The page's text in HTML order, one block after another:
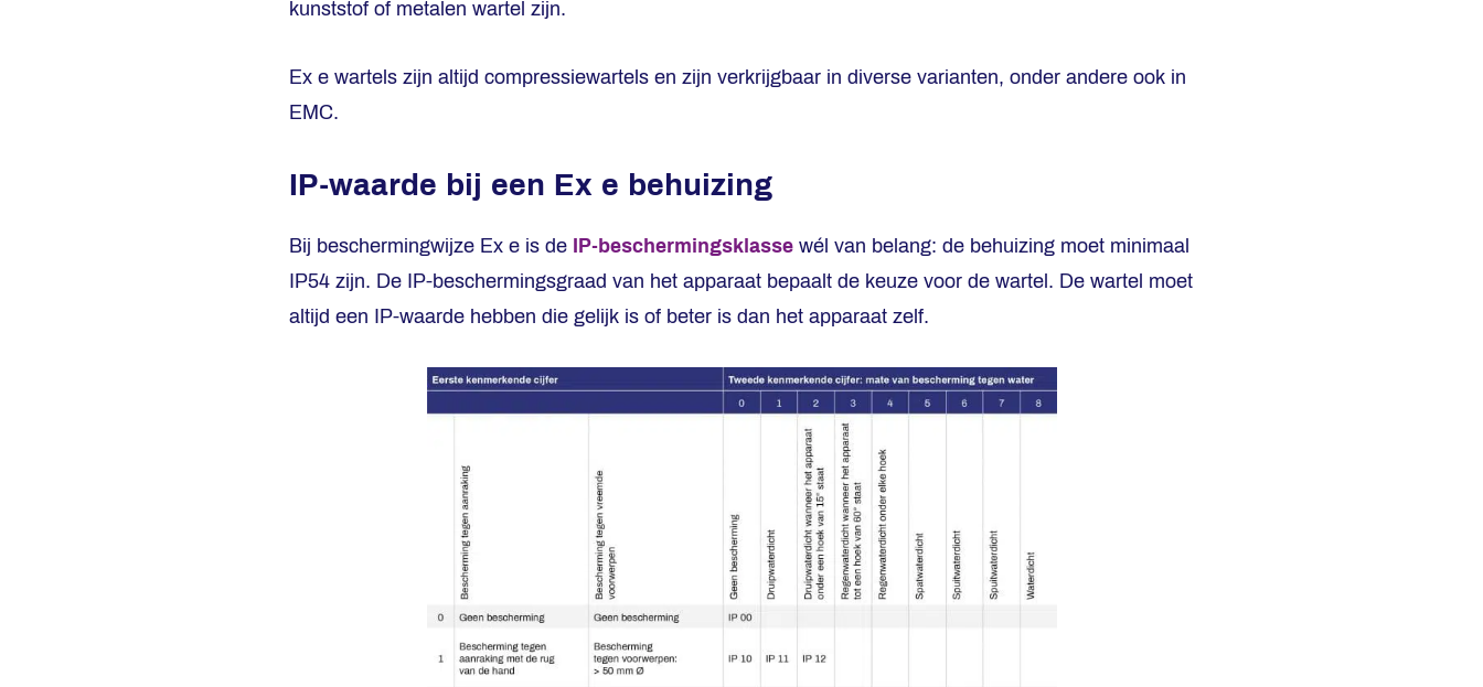
kunststof of metalen wartel zijn.
Ex e wartels zijn altijd compressiewartels en zijn verkrijgbaar in diverse varianten, onder andere ook in
EMC.
IP-waarde bij een Ex e behuizing
Bij beschermingwijze Ex e is de IP-beschermingsklasse wél van belang: de behuizing moet minimaal
IP54 zijn. De IP-beschermingsgraad van het apparaat bepaalt de keuze voor de wartel. De wartel moet
altijd een IP-waarde hebben die gelijk is of beter is dan het apparaat zelf.